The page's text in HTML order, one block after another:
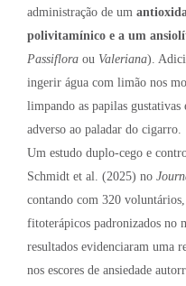
administração de um
polivitamínico e a um
Passiflora ou Valeriana).
ingerir água com limão nos
limpando as papilas
adverso ao paladar do cigarro.
Um estudo duplo-cego e
Schmidt et al. (2025) no
contando com 320
fitoterápicos padronizados no
resultados evidenciaram uma
nos escores de ansiedade